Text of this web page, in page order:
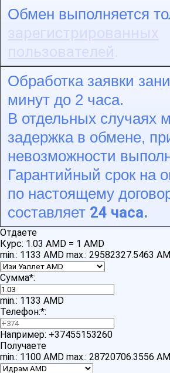
Обмен выполняется
Обработка заявки
минут до 2 часа.
В отдельных случаях
задержка в обмене,
невозможности
Гарантийный срок на
по настоящему
составляет 24 часа.
Отдаете
Курс: 1.03 AMD = 1 AMD
min.: 1133 AMD max.: 29582327.5463
Сумма*:
min.: 1133 AMD
Телефон:*:
Например: +37455153260
Получаете
min.: 1100 AMD max.: 28720706.3556